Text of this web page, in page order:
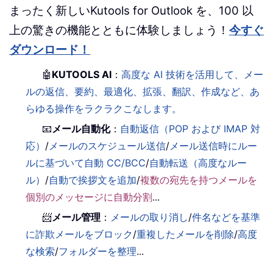
まったく新しいKutools for Outlook を、100 以
上の驚きの機能とともに体験しましょう！ 今すぐ
ダウンロード！
🤖 KUTOOLS AI ：高度な AI 技術を活用して、メー
ルの返信、要約、最適化、拡張、翻訳、作成など、あ
らゆる操作をラクラクこなします。
📧メール自動化： 自動返信（POP および IMAP 対
応） /メールのスケジュール送信/メール送信時にルー
ルに基づいて自動 CC/BCC/自動転送（高度なルー
ル） /自動で挨拶文を追加/複数の宛先を持つメールを
個別のメッセージに自動分割...
📨メール管理 ： メールの取り消し/件名などを基準
に詐欺メールをブロック/重複したメールを削除/高度
な検索/フォルダーを整理...